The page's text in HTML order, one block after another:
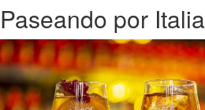
Paseando por Italia